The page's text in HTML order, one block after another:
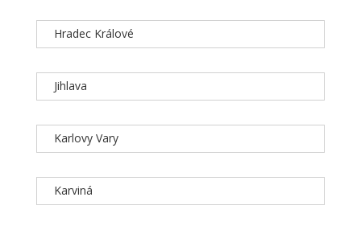
Hradec Králové
Jihlava
Karlovy Vary
Karviná